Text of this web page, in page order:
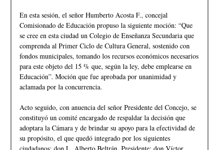
En esta sesión, el señor Humberto Acosta F., concejal
Comisionado de Educación propuso la siguiente moción: “Que
se cree en esta ciudad un Colegio de Enseñanza Secundaria que
comprenda al Primer Ciclo de Cultura General, sostenido con
fondos municipales, tomando los recursos económicos necesarios
para este objeto del 15 % que, según la ley, debe emplearse en
Educación”. Moción que fue aprobada por unanimidad y
aclamada por la concurrencia.
Acto seguido, con anuencia del señor Presidente del Concejo, se
constituyó un comité encargado de respaldar la decisión que
adoptara la Cámara y de brindar su apoyo para la efectividad de
su propósito, el que quedó integrado por los siguientes